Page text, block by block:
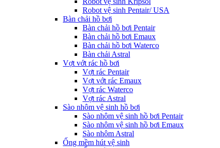
Robot vệ sinh Pentair/ USA
Bàn chải hồ bơi
Bàn chải hồ bơi Pentair
Bàn chải hồ bơi Emaux
Bàn chải hồ bơi Waterco
Bàn chải Astral
Vợt vớt rác hồ bơi
Vợt rác Pentair
Vợt vớt rác Emaux
Vợt rác Waterco
Vợt rác Astral
Sào nhôm vệ sinh hồ bơi
Sào nhôm vệ sinh hồ bơi Pentair
Sào nhôm vệ sinh hồ bơi Emaux
Sào nhôm Astral
Ống mềm hút vệ sinh